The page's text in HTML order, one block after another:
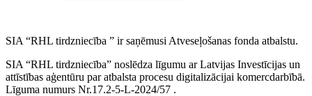
SIA “RHL tirdzniecība ” ir saņēmusi Atveseļošanas fonda atbalstu.
SIA “RHL tirdzniecība” noslēdza līgumu ar Latvijas Investīcijas un
attīstības aģentūru par atbalsta procesu digitalizācijai komercdarbībā.
Līguma numurs Nr.17.2-5-L-2024/57 .